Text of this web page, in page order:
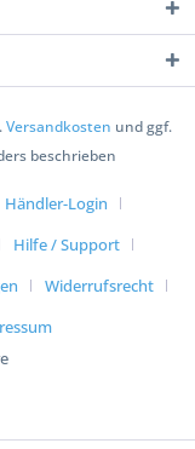
Versandkosten und ggf.
beschrieben
Händler-Login
Hilfe / Support
Widerrufsrecht